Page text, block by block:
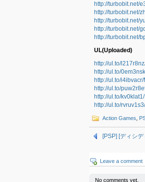
http://turbobit.net/
http://turbobit.net/
http://turbobit.net/
http://turbobit.net/
http://turbobit.net/
UL(Uploaded)
http://ul.to/
http://ul.to/
http://ul.to/
http://ul.to/
http://ul.to/
http://ul.to/
Action Games
[PSP] [ディシ
Leave a comment
No comments yet.